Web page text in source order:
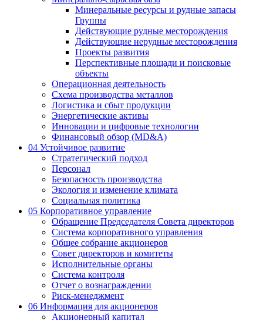
Минеральные ресурсы и рудные запасы
Группы
Действующие рудные месторождения
Действующие нерудные месторождения
Проекты развития
Перспективные площади и поисковые
объекты
Операционная деятельность
Схема производства металлов
Логистика и сбыт продукции
Энергетические активы
Инновации и цифровые технологии
Финансовый обзор (MD&A)
04 Устойчивое развитие
Стратегический подход
Персонал
Безопасность производства
Экология и изменение климата
Социальная политика
05 Корпоративное управление
Обращение Председателя Совета директоров
Система корпоративного управления
Общее собрание акционеров
Совет директоров и комитеты
Исполнительные органы
Система контроля
Отчет о вознаграждении
Риск-менеджмент
06 Информация для акционеров
Акционерный капитал